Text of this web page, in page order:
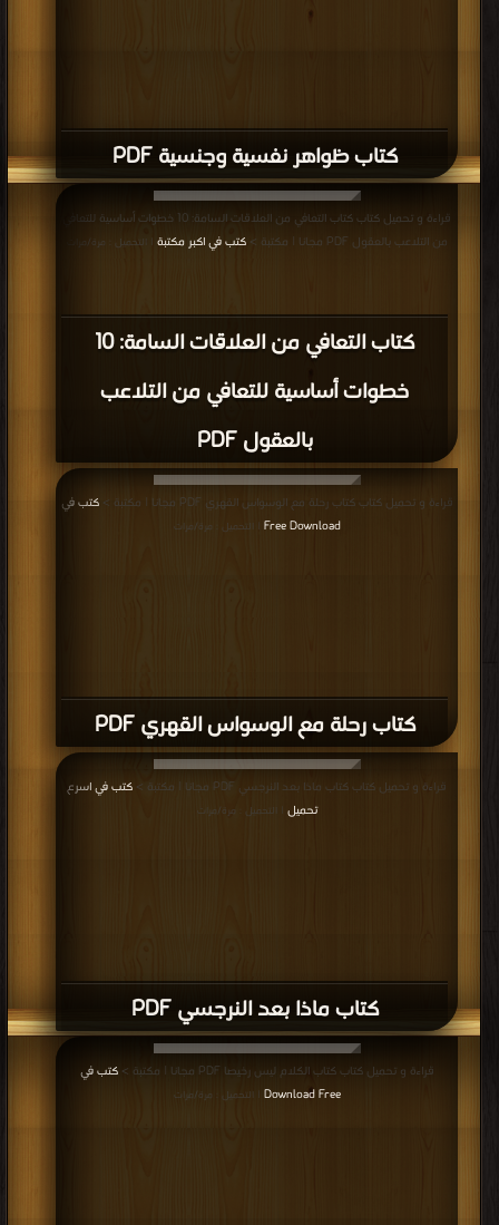
كتاب ظواهر نفسية وجنسية PDF
كتاب التعافي من العلاقات السامة: 10
خطوات أساسية للتعافي من التلاعب
بالعقول PDF
قراءة و تحميل كتاب كتاب التعافي من العلاقات السامة: 10 خطوات أساسية للتعافي
من التلاعب بالعقول PDF مجانا | مكتبة >
كتب في اكبر مكتبة | التحميل : مرة/مرات
كتاب رحلة مع الوسواس القهري PDF
قراءة و تحميل كتاب كتاب رحلة مع الوسواس القهري PDF مجانا | مكتبة >
كتب في
Free Download | التحميل : مرة/مرات
كتاب ماذا بعد النرجسي PDF
قراءة و تحميل كتاب كتاب ماذا بعد النرجسي PDF مجانا | مكتبة >
كتب في اسرع
تحميل
| التحميل : مرة/مرات
قراءة و تحميل كتاب كتاب الكلام ليس رخيصا PDF مجانا | مكتبة >
كتب في
Download Free
| التحميل : مرة/مرات